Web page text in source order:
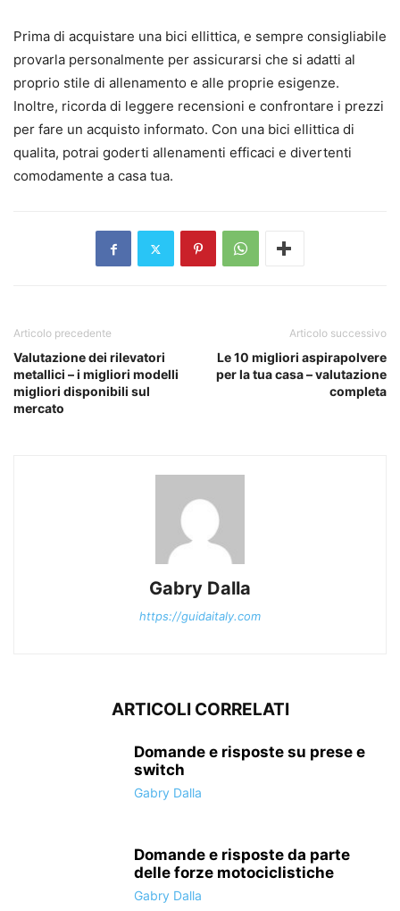
Prima di acquistare una bici ellittica, e sempre consigliabile
provarla personalmente per assicurarsi che si adatti al
proprio stile di allenamento e alle proprie esigenze.
Inoltre, ricorda di leggere recensioni e confrontare i prezzi
per fare un acquisto informato. Con una bici ellittica di
qualita, potrai goderti allenamenti efficaci e divertenti
comodamente a casa tua.
Articolo precedente
Valutazione dei rilevatori
metallici – i migliori modelli
migliori disponibili sul
mercato
Articolo successivo
Le 10 migliori aspirapolvere
per la tua casa – valutazione
completa
Gabry Dalla
https://guidaitaly.com
ARTICOLI CORRELATI
Domande e risposte su prese e
switch
Gabry Dalla
Domande e risposte da parte
delle forze motociclistiche
Gabry Dalla